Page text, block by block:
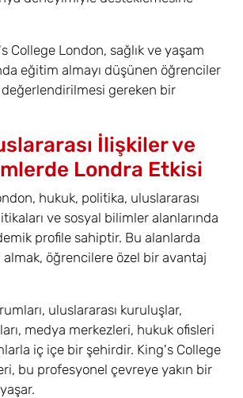
College London, sağlık ve yaşam
eğitim almayı düşünen öğrenciler
gereken bir
İlişkiler ve
Londra Etkisi
hukuk, politika, uluslararası
ve sosyal bilimler alanlarında
profile sahiptir. Bu alanlarda
öğrencilere özel bir avantaj
uluslararası kuruluşlar,
medya merkezleri, hukuk ofisleri
iç içe bir şehirdir. King's College
bu profesyonel çevreye yakın bir